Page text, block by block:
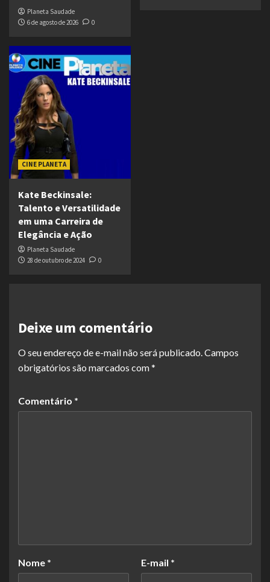
Planeta Saudade
6 de agosto de 2026
0
CINE PLANETA
Kate Beckinsale:
Talento e Versatilidade
em uma Carreira de
Elegância e Ação
Planeta Saudade
28 de outubro de 2024
0
Deixe um comentário
O seu endereço de e-mail não será publicado.Campos
obrigatórios são marcados com*
Comentário *
Nome * E-mail *